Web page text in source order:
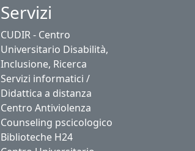
Servizi
CUDIR - Centro
Universitario Disabilità,
Inclusione, Ricerca
Servizi informatici /
Didattica a distanza
Centro Antiviolenza
Counseling pscicologico
Biblioteche H24